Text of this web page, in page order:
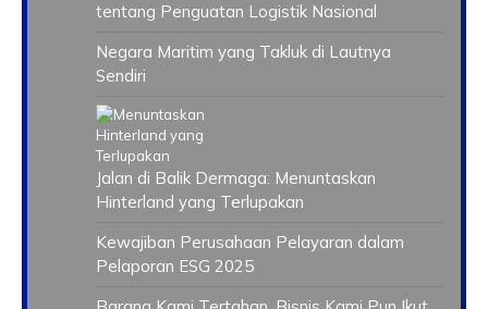
tentang Penguatan Logistik Nasional
Negara Maritim yang Takluk di Lautnya
Sendiri
Jalan di Balik Dermaga: Menuntaskan
Hinterland yang Terlupakan
Kewajiban Perusahaan Pelayaran dalam
Pelaporan ESG 2025